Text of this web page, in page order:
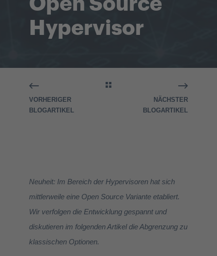
Hypervisor
VORHERIGER
BLOGARTIKEL
NÄCHSTER
BLOGARTIKEL
Neuheit: Im Bereich der Hypervisoren hat sich
mittlerweile eine Open Source Variante etabliert.
Wir verfolgen die Entwicklung gespannt und
diskutieren im folgenden Artikel die Abgrenzung zu
klassischen Optionen.